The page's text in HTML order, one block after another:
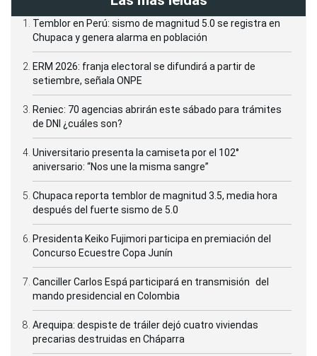
Temblor en Perú: sismo de magnitud 5.0 se registra en
Chupaca y genera alarma en población
ERM 2026: franja electoral se difundirá a partir de
setiembre, señala ONPE
Reniec: 70 agencias abrirán este sábado para trámites
de DNI ¿cuáles son?
Universitario presenta la camiseta por el 102°
aniversario: “Nos une la misma sangre”
Chupaca reporta temblor de magnitud 3.5, media hora
después del fuerte sismo de 5.0
Presidenta Keiko Fujimori participa en premiación del
Concurso Ecuestre Copa Junín
Canciller Carlos Espá participará en transmisión del
mando presidencial en Colombia
Arequipa: despiste de tráiler dejó cuatro viviendas
precarias destruidas en Cháparra